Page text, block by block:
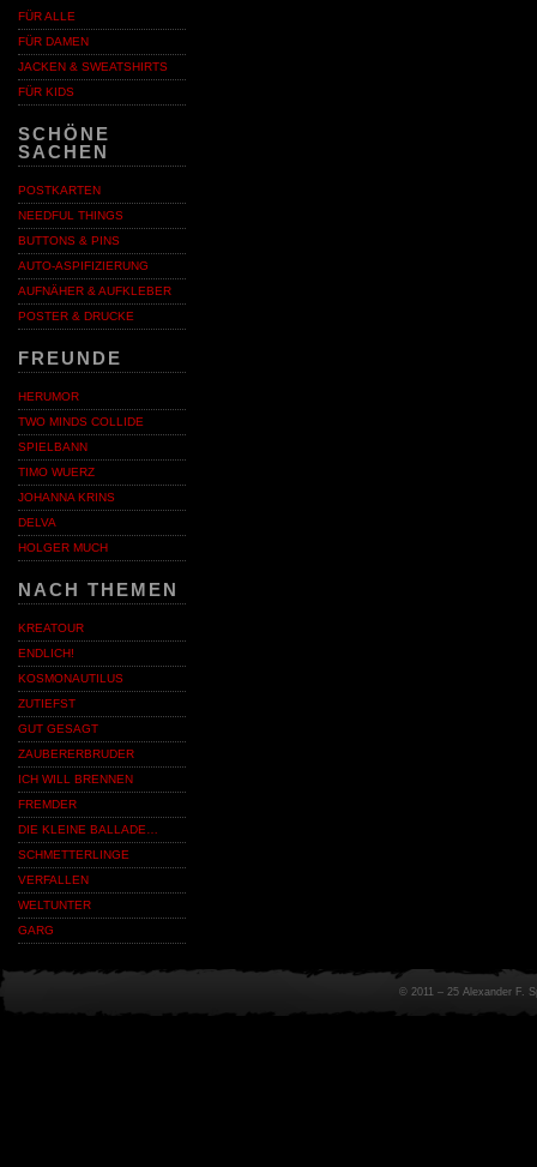
FÜR ALLE
FÜR DAMEN
JACKEN & SWEATSHIRTS
FÜR KIDS
SCHÖNE
SACHEN
POSTKARTEN
NEEDFUL THINGS
BUTTONS & PINS
AUTO-ASPIFIZIERUNG
AUFNÄHER & AUFKLEBER
POSTER & DRUCKE
FREUNDE
HERUMOR
TWO MINDS COLLIDE
SPIELBANN
TIMO WUERZ
JOHANNA KRINS
DELVA
HOLGER MUCH
NACH THEMEN
KREATOUR
ENDLICH!
KOSMONAUTILUS
ZUTIEFST
GUT GESAGT
ZAUBERERBRUDER
ICH WILL BRENNEN
FREMDER
DIE KLEINE BALLADE…
SCHMETTERLINGE
VERFALLEN
WELTUNTER
GARG
© 2011 – 25 Alexander F.